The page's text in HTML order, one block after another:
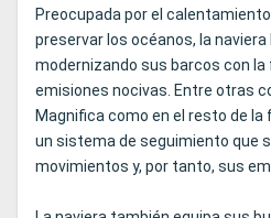
Preocupada por el
preservar los océanos, la
modernizando sus barcos con la
emisiones nocivas. Entre otras
Magnifica como en el resto de la
un sistema de seguimiento que
movimientos y, por tanto, sus